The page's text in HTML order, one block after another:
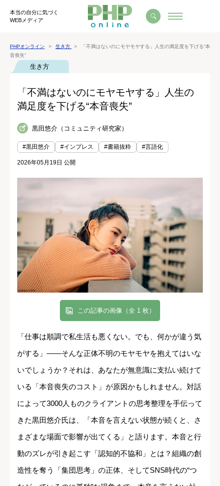
本当の自分に気づく
WEBメディア
PHPオンライン 生き方
「不満はないのにモヤモヤする」人生の満足度を下げる“本
音喪失”
生き方
「不満はないのにモヤモヤする」人生の
満足度を下げる“本音喪失”
黒田悠介（コミュニティ研究家）
#黒田悠介 #インプレス #書籍抜粋 #言語化
2026年05月19日 公開
この記事の画像（全 1 枚）
「仕事は順調で私生活も悪くない。でも、何かが違う気
がする」――そんな正体不明のモヤモヤを抱えてはいな
いでしょうか？それは、あなたが無意識に支払い続けて
いる「本音喪失のコスト」が原因かもしれません。対話
によって3000人ものクライアントの思考整理を手伝って
きた黒田悠介氏は、「本音を言えない状態が続くと、さ
まざまな場面で影響が出てくる」と語ります。本音と行
動のズレが引き起こす「認知的不協和」とは？組織の創
造性を奪う「集団思考」の正体、そしてSNS時代の“つ